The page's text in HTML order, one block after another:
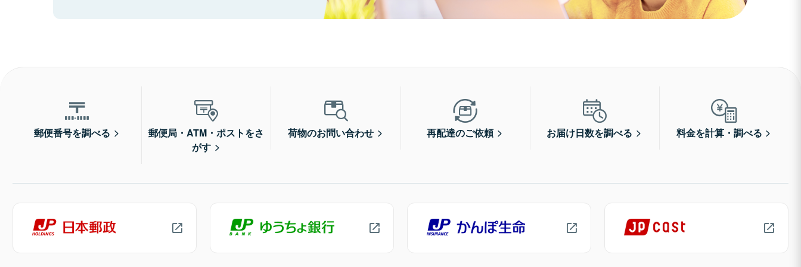
郵便番号を調べる
郵便局・ATM・ポストをさ
がす
荷物のお問い合わせ 再配達のご依頼 お届け日数を調べる 料金を計算・調べる